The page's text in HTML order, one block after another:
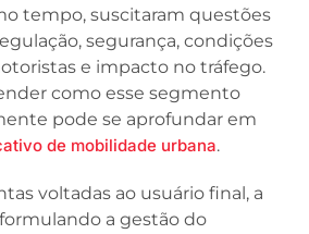
tempo, suscitaram questões
segurança, condições
e impacto no tráfego.
como esse segmento
pode se aprofundar em
de mobilidade urbana.
voltadas ao usuário final, a
a gestão do